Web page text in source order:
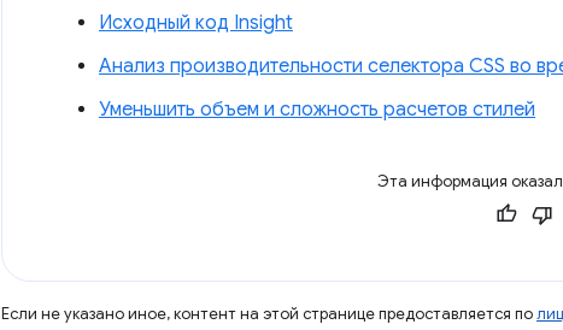
Исходный код Insight
Анализ производительности селектора CSS во
Уменьшить объем и сложность расчетов стилей
Эта информация
Если не указано иное, контент на этой странице предоставляется по